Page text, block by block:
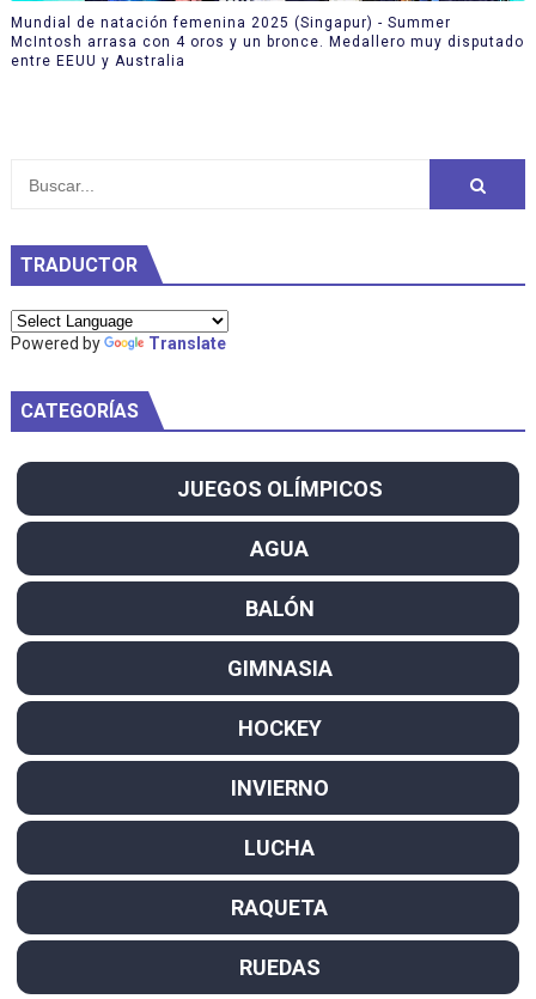
Mundial de natación femenina 2025 (Singapur) - Summer
McIntosh arrasa con 4 oros y un bronce. Medallero muy disputado
entre EEUU y Australia
TRADUCTOR
Powered by Translate
CATEGORÍAS
JUEGOS OLÍMPICOS
AGUA
BALÓN
GIMNASIA
HOCKEY
INVIERNO
LUCHA
RAQUETA
RUEDAS